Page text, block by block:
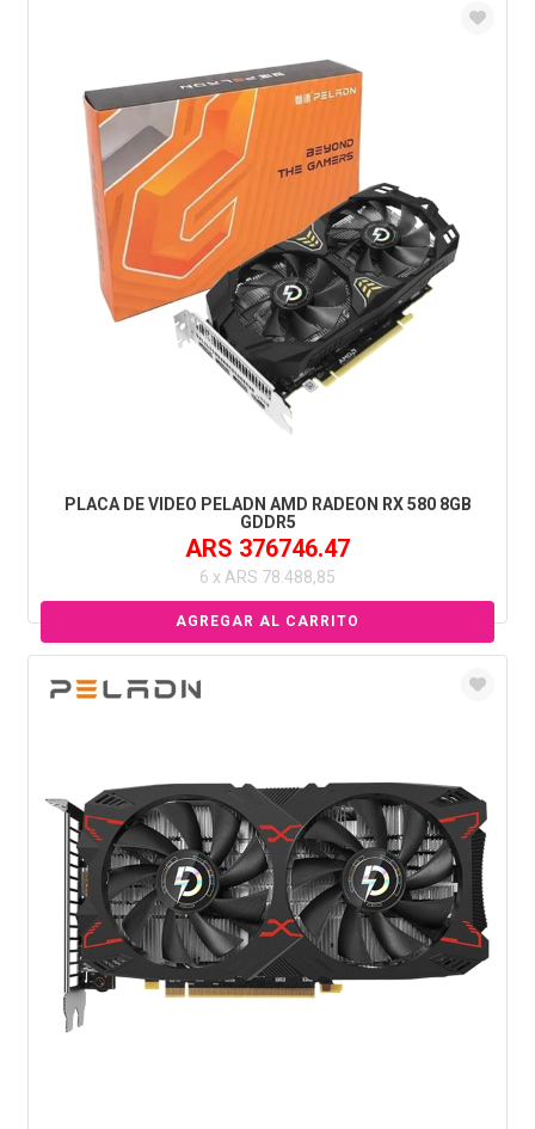
PLACA DE VIDEO PELADN AMD RADEON RX 580 8GB
GDDR5
ARS 376746.47
6 x ARS 78.488,85